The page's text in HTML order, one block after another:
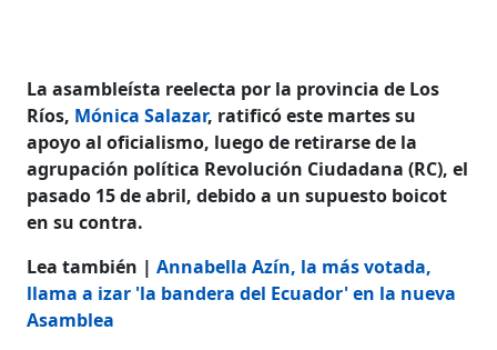
La asambleísta reelecta por la provincia de Los
Ríos, Mónica Salazar, ratificó este martes su
apoyo al oficialismo, luego de retirarse de la
agrupación política Revolución Ciudadana (RC), el
pasado 15 de abril, debido a un supuesto boicot
en su contra.
Lea también |Annabella Azín, la más votada,
llama a izar 'la bandera del Ecuador' en la nueva
Asamblea